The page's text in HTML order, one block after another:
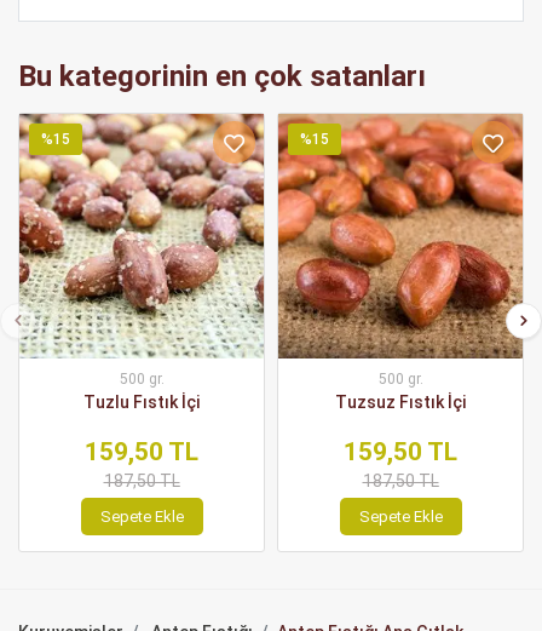
Bu kategorinin en çok satanları
%15
500 gr.
Tuzlu Fıstık İçi
159,50 TL
187,50 TL
Sepete Ekle
%15
500 gr.
Tuzsuz Fıstık İçi
159,50 TL
187,50 TL
Sepete Ekle